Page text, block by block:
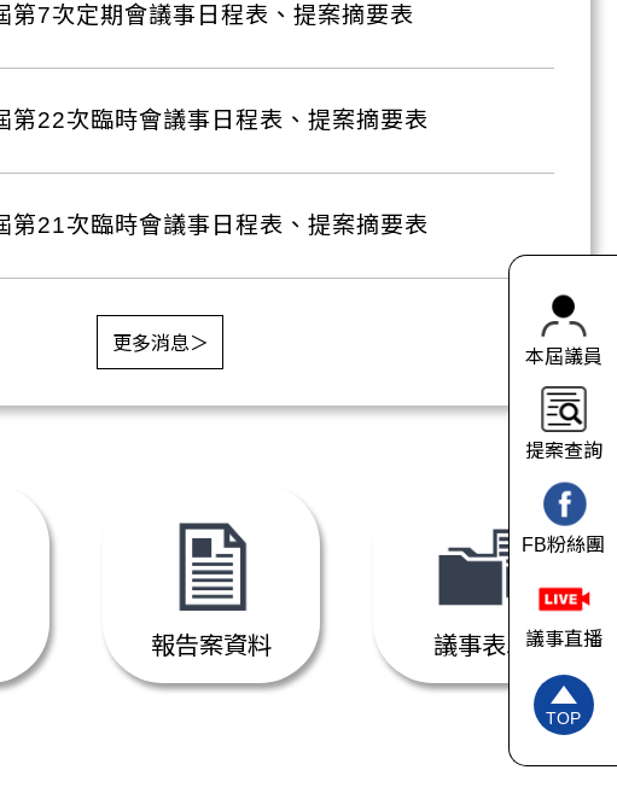
本屆議員
提案查詢
FB粉絲團
議事直播
TOP
第7次定期會議事日程表、提案摘要表
第22次臨時會議事日程表、提案摘要表
第21次臨時會議事日程表、提案摘要表
更多消息＞
報告案資料 議事表單